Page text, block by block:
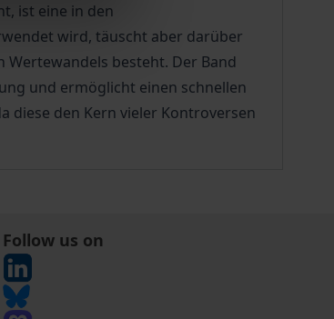
ist eine in den
wird, täuscht aber darüber
besteht. Der Band
und ermöglicht einen schnellen
diese den Kern vieler Kontroversen
Follow us on